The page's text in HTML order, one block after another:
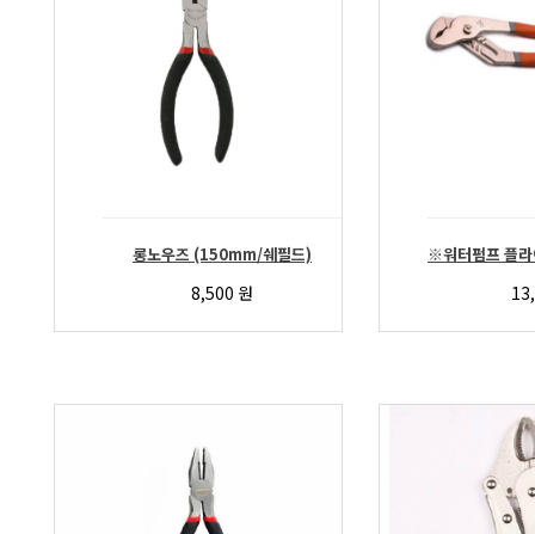
롱노우즈 (150mm/쉐필드)
8,500 원